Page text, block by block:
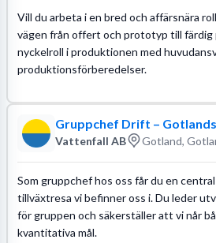
Vill du arbeta i en bred och affärsnära
vägen från offert och prototyp till färdig
nyckelroll i produktionen med
produktionsförberedelser.
Gruppchef Drift –
Vattenfall AB Gotland,
Som gruppchef hos oss får du en
tillväxtresa vi befinner oss i. Du leder
för gruppen och säkerställer att vi når
kvantitativa mål.